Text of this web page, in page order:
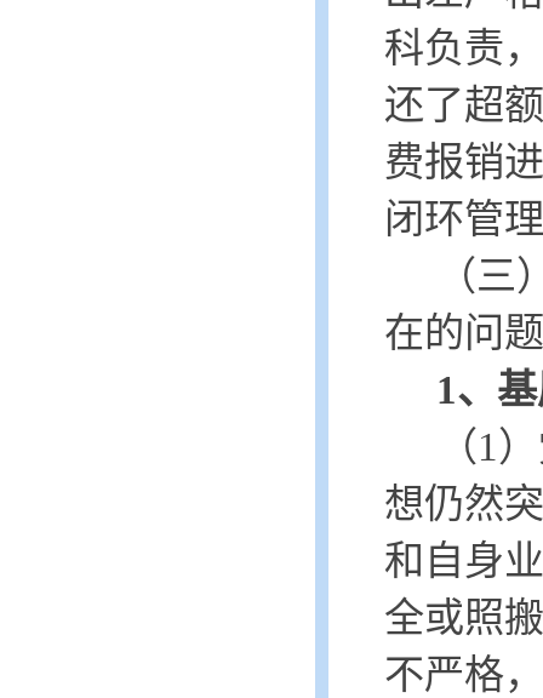
科负责
还了超
费报销
闭环管
（
在的问
1、
（1）
想仍然
和自身
全或照
不严格